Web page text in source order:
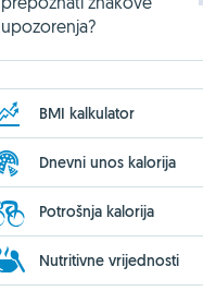
upozorenja?
BMI kalkulator
Dnevni unos kalorija
Potrošnja kalorija
Nutritivne vrijednosti